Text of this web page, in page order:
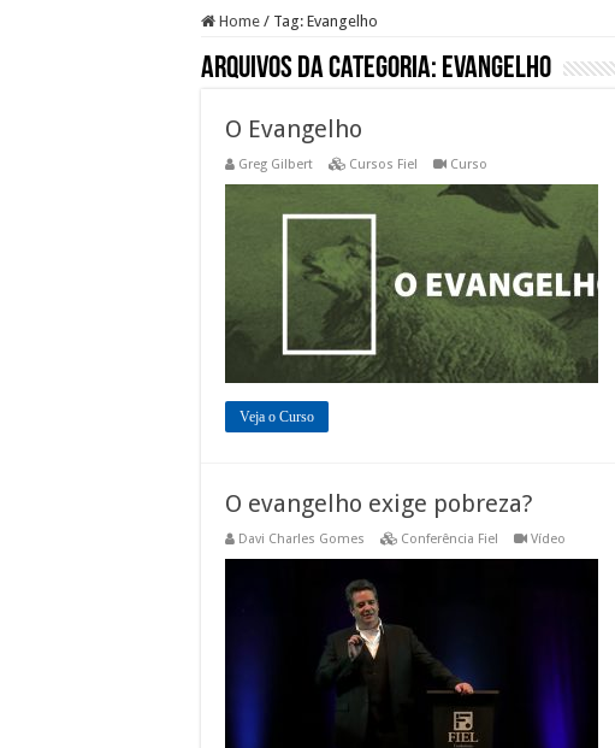
Home / Tag: Evangelho
Arquivos da categoria: Evangelho
O Evangelho
Greg Gilbert Cursos Fiel Curso
Veja o Curso
O evangelho exige pobreza?
Davi Charles Gomes Conferência Fiel Vídeo